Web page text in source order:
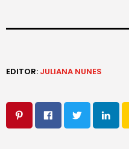
EDITOR: JULIANA NUNES